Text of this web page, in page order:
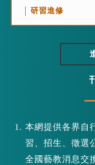
研習進修
本網提供各界自
習、招生、徵選
全國藝教消息交